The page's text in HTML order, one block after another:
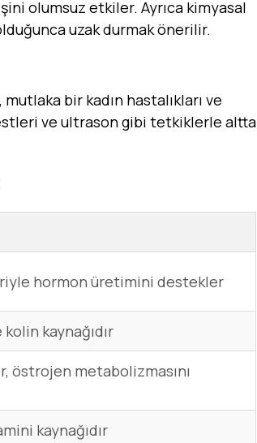
olumsuz etkiler. Ayrıca kimyasal
uzak durmak önerilir.
bir kadın hastalıkları ve
ve ultrason gibi tetkiklerle altta
hormon üretimini destekler
kaynağıdır
östrojen metabolizmasını
kaynağıdır